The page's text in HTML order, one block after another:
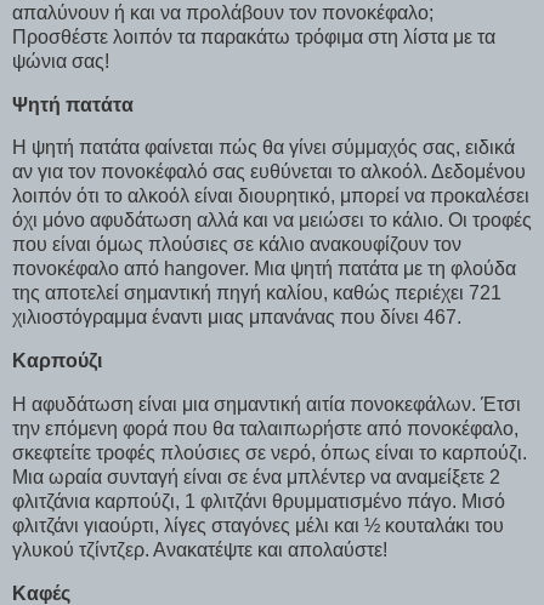
απαλύνουν ή και να προλάβουν τον πονοκέφαλο;
Προσθέστε λοιπόν τα παρακάτω τρόφιμα στη λίστα με τα
ψώνια σας!
Ψητή πατάτα
Η ψητή πατάτα φαίνεται πώς θα γίνει σύμμαχός σας, ειδικά
αν για τον πονοκέφαλό σας ευθύνεται το αλκοόλ. Δεδομένου
λοιπόν ότι το αλκοόλ είναι διουρητικό, μπορεί να προκαλέσει
όχι μόνο αφυδάτωση αλλά και να μειώσει το κάλιο. Οι τροφές
που είναι όμως πλούσιες σε κάλιο ανακουφίζουν τον
πονοκέφαλο από hangover. Μια ψητή πατάτα με τη φλούδα
της αποτελεί σημαντική πηγή καλίου, καθώς περιέχει 721
χιλιοστόγραμμα έναντι μιας μπανάνας που δίνει 467.
Καρπούζι
Η αφυδάτωση είναι μια σημαντική αιτία πονοκεφάλων. Έτσι
την επόμενη φορά που θα ταλαιπωρήστε από πονοκέφαλο,
σκεφτείτε τροφές πλούσιες σε νερό, όπως είναι το καρπούζι.
Μια ωραία συνταγή είναι σε ένα μπλέντερ να αναμείξετε 2
φλιτζάνια καρπούζι, 1 φλιτζάνι θρυμματισμένο πάγο. Μισό
φλιτζάνι γιαούρτι, λίγες σταγόνες μέλι και ½ κουταλάκι του
γλυκού τζίντζερ. Ανακατέψτε και απολαύστε!
Καφές